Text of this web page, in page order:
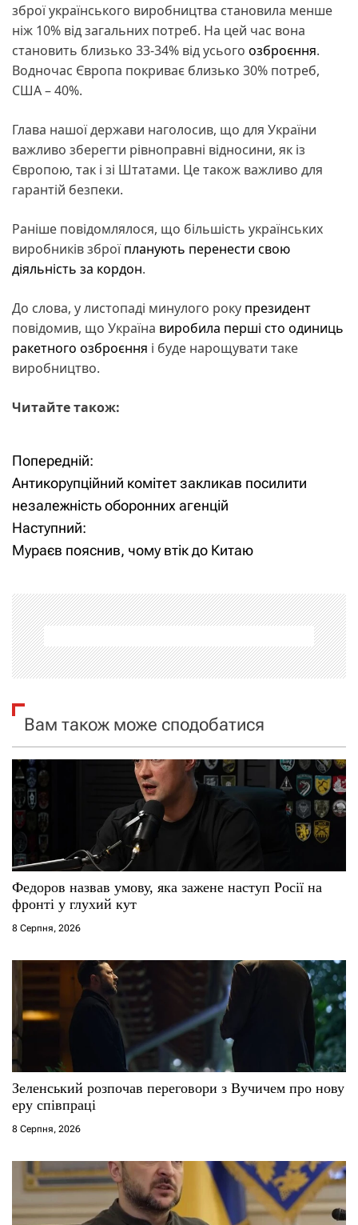
зброї українського виробництва становила менше
ніж 10% від загальних потреб. На цей час вона
становить близько 33-34% від усього озброєння.
Водночас Європа покриває близько 30% потреб,
США – 40%.
Глава нашої держави наголосив, що для України
важливо зберегти рівноправні відносини, як із
Європою, так і зі Штатами. Це також важливо для
гарантій безпеки.
Раніше повідомлялося, що більшість українських
виробників зброїпланують перенести свою
діяльність за кордон.
До слова, у листопаді минулого року президент
повідомив, що Україна виробила перші сто одиниць
ракетного озброєння і буде нарощувати таке
виробництво.
Читайте також:
Н
а
в
г
а
ц
і
я
з
а
п
и
с
в
Попередній:
Антикорупційний комітет закликав посилити
незалежність оборонних агенцій
Наступний:
Мураєв пояснив, чому втік до Китаю
Вам також може сподобатися
Федоров назвав умову, яка зажене наступ Росії на
фронті у глухий кут
8 Серпня, 2026
Зеленський розпочав переговори з Вучичем про нову
еру співпраці
8 Серпня, 2026